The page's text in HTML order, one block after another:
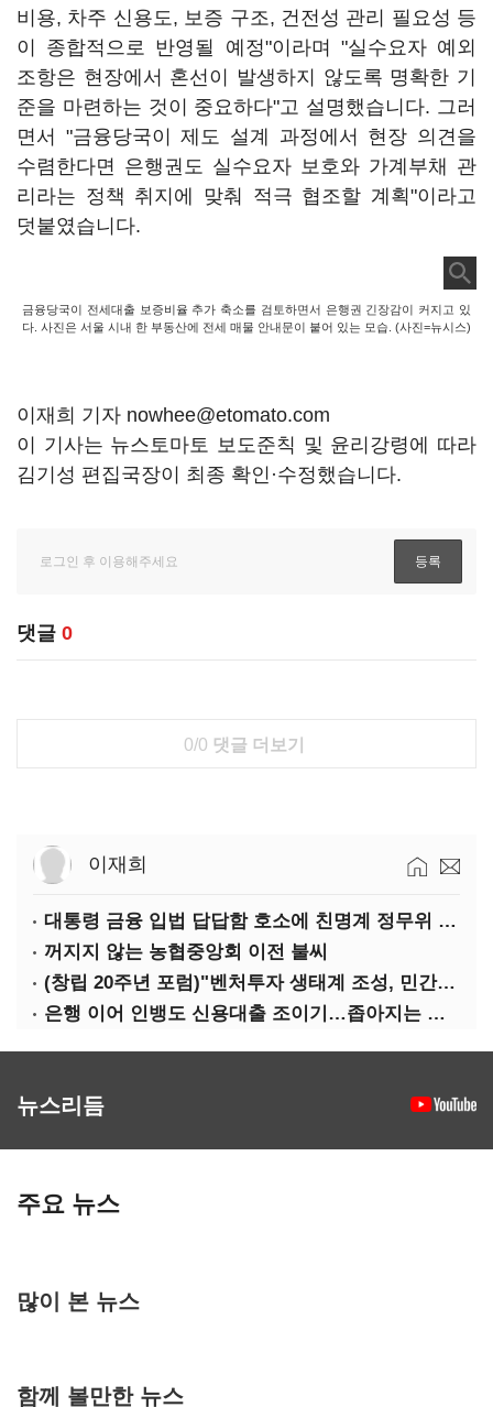
비용, 차주 신용도, 보증 구조, 건전성 관리 필요성 등
이 종합적으로 반영될 예정"이라며 "실수요자 예외
조항은 현장에서 혼선이 발생하지 않도록 명확한 기
준을 마련하는 것이 중요하다"고 설명했습니다. 그러
면서 "금융당국이 제도 설계 과정에서 현장 의견을
수렴한다면 은행권도 실수요자 보호와 가계부채 관
리라는 정책 취지에 맞춰 적극 협조할 계획"이라고
덧붙였습니다.
금융당국이 전세대출 보증비율 추가 축소를 검토하면서 은행권 긴장감이 커지고 있
다. 사진은 서울 시내 한 부동산에 전세 매물 안내문이 붙어 있는 모습. (사진=뉴시스)
이재희 기자 nowhee@etomato.com
이 기사는 뉴스토마토 보도준칙 및 윤리강령에 따라
김기성 편집국장이 최종 확인·수정했습니다.
댓글 0
0/0 댓글 더보기
이재희
대통령 금융 입법 답답함 호소에 친명계 정무위 무더기 지원
꺼지지 않는 농협중앙회 이전 불씨
(창립 20주년 포럼)"벤처투자 생태계 조성, 민간자본이 주도해야"
은행 이어 인뱅도 신용대출 조이기…좁아지는 급전 창구
뉴스리듬
주요 뉴스
많이 본 뉴스
함께 볼만한 뉴스